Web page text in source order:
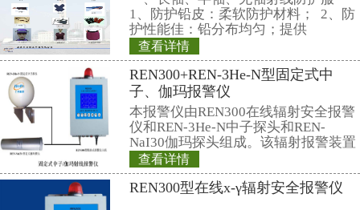
相关产品
RenRiArea区域辐
为了加强对放射源
行的监督管理，保
环境，根据辐射防
关标准的要求，考
查看详情